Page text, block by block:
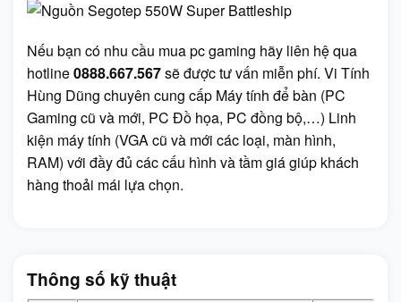
Nếu bạn có nhu cầu mua pc gaming hãy liên hệ qua
hotline0888.667.567sẽ được tư vấn miễn phí. Vi Tính
Hùng Dũng chuyên cung cấp Máy tính để bàn (PC
Gaming cũ và mới, PC Đồ họa, PC đồng bộ,…) Linh
kiện máy tính (VGA cũ và mới các loại, màn hình,
RAM) với đầy đủ các cấu hình và tầm giá giúp khách
hàng thoải mái lựa chọn.
Thông số kỹ thuật